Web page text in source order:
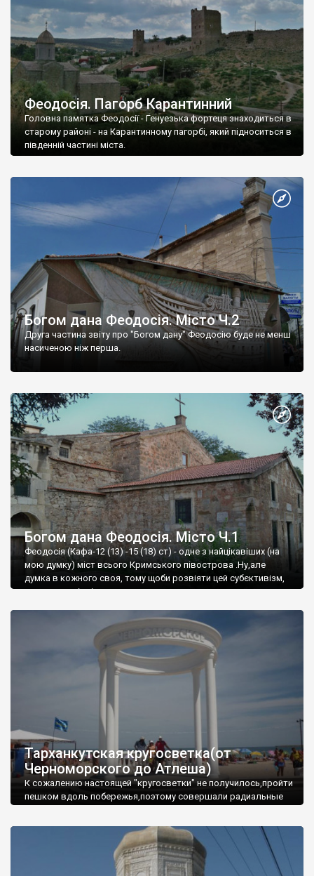
Феодосія. Пагорб Карантинний
Головна памятка Феодосії - Генуезька фортеця знаходиться в
старому районі - на Карантинному пагорбі, який підноситься в
південній частині міста.
Богом дана Феодосія. Місто Ч.2
Друга частина звіту про "Богом дану" Феодосію буде не менш
насиченою ніж перша.
Богом дана Феодосія. Місто Ч.1
Феодосія (Кафа-12 (13) -15 (18) ст) - одне з найцікавіших (на
мою думку) міст всього Кримського півострова .Ну,але
думка в кожного своя, тому щоби розвіяти цей субєктивізм,
запрошую відвідати це
Тарханкутская кругосветка(от
Черноморского до Атлеша)
К сожалению настоящей "кругосветки" не получилось,пройти
пешком вдоль побережья,поэтому совершали радиальные